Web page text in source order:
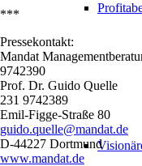
***
Pressekontakt:
Mandat
9742390
Prof. Dr.
231 9742389
Emil-
guido.quelle@mandat.de
D-44227
www.mandat.de